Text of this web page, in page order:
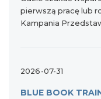
pierwszą pracę lub
Kampania
informacje.
2026-07-31
BLUE BOOK